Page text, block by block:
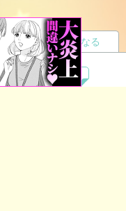
鬼滅の刃 BL
読者になる